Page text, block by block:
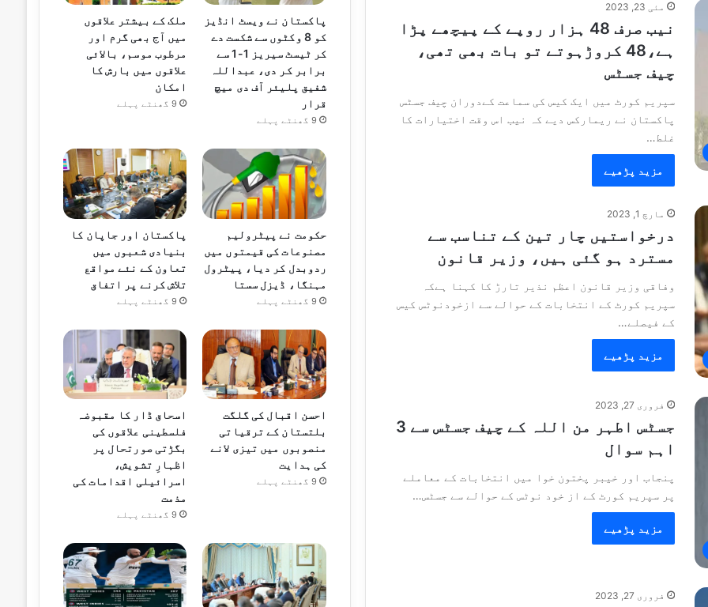
مئی 23, 2023
نیب صرف 48 ہزار روپے کے پیچھے پڑا
ہے،48 کروڑہوتے تو بات بھی تھی،
چیف جسٹس
سپریم کورٹ میں ایک کیس کی سماعت کےدوران چیف جسٹس
پاکستان نے ریمارکس دیے کہ نیب اس وقت اختیارات کا
غلط…
مزید پڑھیے
مارچ 1, 2023
درخواستیں چار تین کے تناسب سے
مسترد ہو گئی ہیں، وزیر قانون
وفاقی وزیر قانون اعظم نذیر تارڑ کا کہنا ہےکہ
سپریم کورٹ کے انتخابات کے حوالے سے ازخودنوٹس کیس
کے فیصلے…
مزید پڑھیے
فروری 27, 2023
جسٹس اطہر من اللہ کے چیف جسٹس سے 3
اہم سوال
پنجاب اور خیبر پختون خوا میں انتخابات کے معاملے
پر سپریم کورٹ کے از خود نوٹس کے حوالے سے جسٹس…
مزید پڑھیے
فروری 27, 2023
پاکستان نے ویسٹ انڈیز
کو 8 وکٹوں سے شکست دے
کر ٹیسٹ سیریز 1-1 سے
برابر کر دی، عبداللہ
شفیق پلیئر آف دی میچ
قرار
9 گھنٹے پہلے
ملک کے بیشتر علاقوں
میں آج بھی گرم اور
مرطوب موسم، بالائی
علاقوں میں بارش کا
امکان
9 گھنٹے پہلے
حکومت نے پیٹرولیم
مصنوعات کی قیمتوں میں
ردوبدل کر دیا، پیٹرول
مہنگا، ڈیزل سستا
9 گھنٹے پہلے
پاکستان اور جاپان کا
بنیادی شعبوں میں
تعاون کے نئے مواقع
تلاش کرنے پر اتفاق
9 گھنٹے پہلے
احسن اقبال کی گلگت
بلتستان کے ترقیاتی
منصوبوں میں تیزی لانے
کی ہدایت
9 گھنٹے پہلے
اسحاق ڈار کا مقبوضہ
فلسطینی علاقوں کی
بگڑتی صورتحال پر
اظہارِ تشویش،
اسرائیلی اقدامات کی
مذمت
9 گھنٹے پہلے